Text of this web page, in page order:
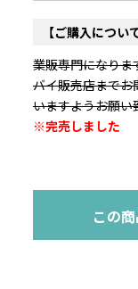
【ご購入につい
業販専門になりま
バイ販売店までお
いますようお願い
※完売しました
この